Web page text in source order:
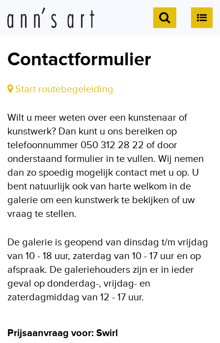
Contactformulier
Start routebegeleiding
Wilt u meer weten over een kunstenaar of
kunstwerk? Dan kunt u ons bereiken op
telefoonnummer 050 312 28 22 of door
onderstaand formulier in te vullen. Wij nemen
dan zo spoedig mogelijk contact met u op. U
bent natuurlijk ook van harte welkom in de
galerie om een kunstwerk te bekijken of uw
vraag te stellen.
De galerie is geopend van dinsdag t/m vrijdag
van 10 - 18 uur, zaterdag van 10 - 17 uur en op
afspraak. De galeriehouders zijn er in ieder
geval op donderdag-, vrijdag- en
zaterdagmiddag van 12 - 17 uur.
Prijsaanvraag voor: Swirl